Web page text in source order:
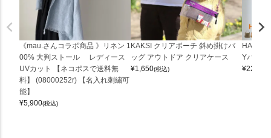
《mau.さんコラボ商品 》リネン 1
00% 大判ストール レディース
UVカット 【ネコポスで送料無
料】 (08000252r) 【名入れ刺繍可
能】
¥5,900(税込)
KAKSI クリアポーチ 斜め掛けバ
ッグ アウトドア クリアケース
¥1,650(税込)
Yバッグ
¥22,000